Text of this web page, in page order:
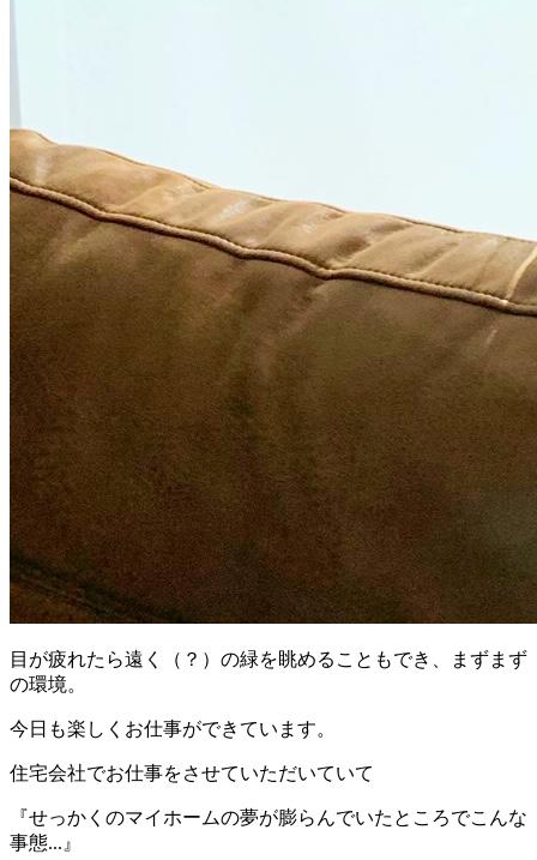
目が疲れたら遠く（？）の緑を眺めることもでき、まずまず
の環境。
今日も楽しくお仕事ができています。
住宅会社でお仕事をさせていただいていて
『せっかくのマイホームの夢が膨らんでいたところでこんな
事態...』